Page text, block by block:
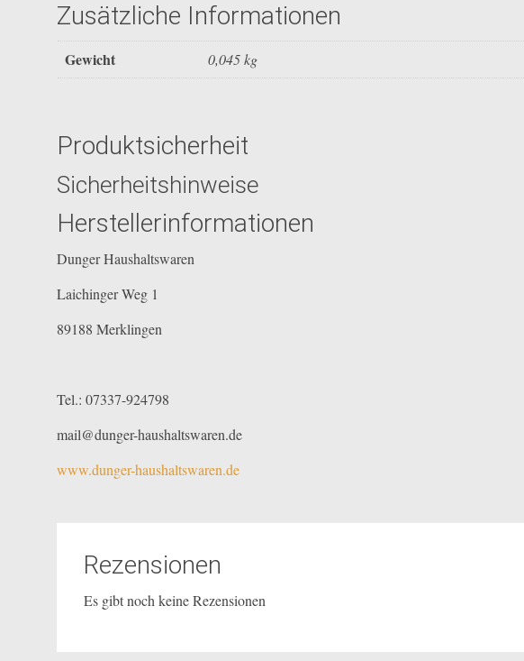
Zusätzliche Informationen
Gewicht 0,045 kg
Produktsicherheit
Sicherheitshinweise
Herstellerinformationen
Dunger Haushaltswaren
Laichinger Weg 1
89188 Merklingen
Tel.: 07337-924798
mail@dunger-haushaltswaren.de
www.dunger-haushaltswaren.de
Rezensionen
Es gibt noch keine Rezensionen